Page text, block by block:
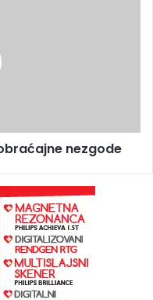
nezgode